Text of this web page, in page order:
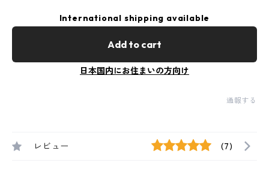
International shipping available
Add to cart
日本国内にお住まいの方向け
通報する
レビュー (7)